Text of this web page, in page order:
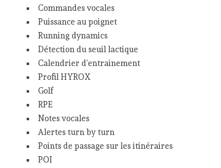
Commandes vocales
Puissance au poignet
Running dynamics
Détection du seuil lactique
Calendrier d’entrainement
Profil HYROX
Golf
RPE
Notes vocales
Alertes turn by turn
Points de passage sur les itinéraires
POI